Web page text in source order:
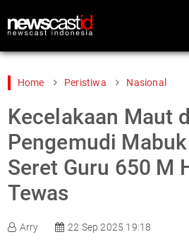
Home
Gaya Hidup
Games
Home Peristiwa Nasional
Kecelakaan Maut
Pengemudi
Seret Guru 650 M
Tewas
Arry 22 Sep 2025 19:18